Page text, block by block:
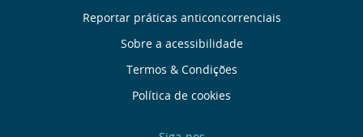
Reportar práticas anticoncorrenciais
Sobre a acessibilidade
Termos & Condições
Política de cookies